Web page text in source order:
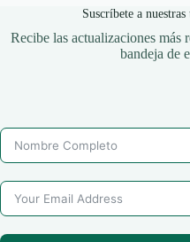
Suscríbete a
Recibe las actualizaciones más
bandeja de